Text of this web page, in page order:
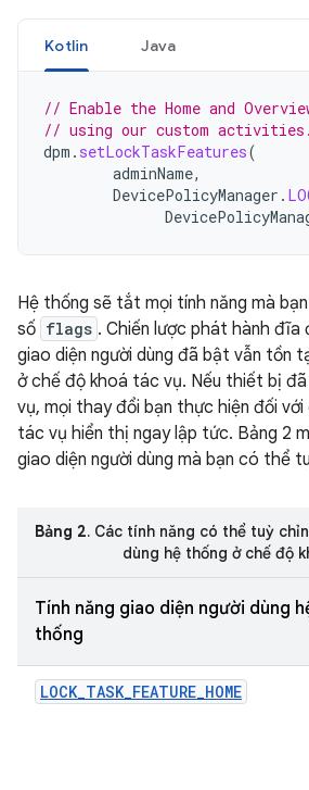
Kotlin Java
// Enable the Home and
// using our custom
dpm . setLockTaskFeatures(
adminName,
DevicePolicyManager .
Hệ thống sẽ tắt mọi tính năng mà
số flags . Chiến lược phát hành đĩa
giao diện người dùng đã bật vẫn tồn
ở chế độ khoá tác vụ. Nếu thiết bị
vụ, mọi thay đổi bạn thực hiện đối
tác vụ hiển thị ngay lập tức. Bảng 2
giao diện người dùng mà bạn có thể
Bảng 2. Các tính năng có thể tuỳ
dùng hệ thống ở chế độ
Tính năng giao diện người dùng
thống
LOCK_TASK_FEATURE_HOME